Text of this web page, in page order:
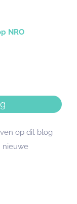
NRO
op dit blog
nieuwe